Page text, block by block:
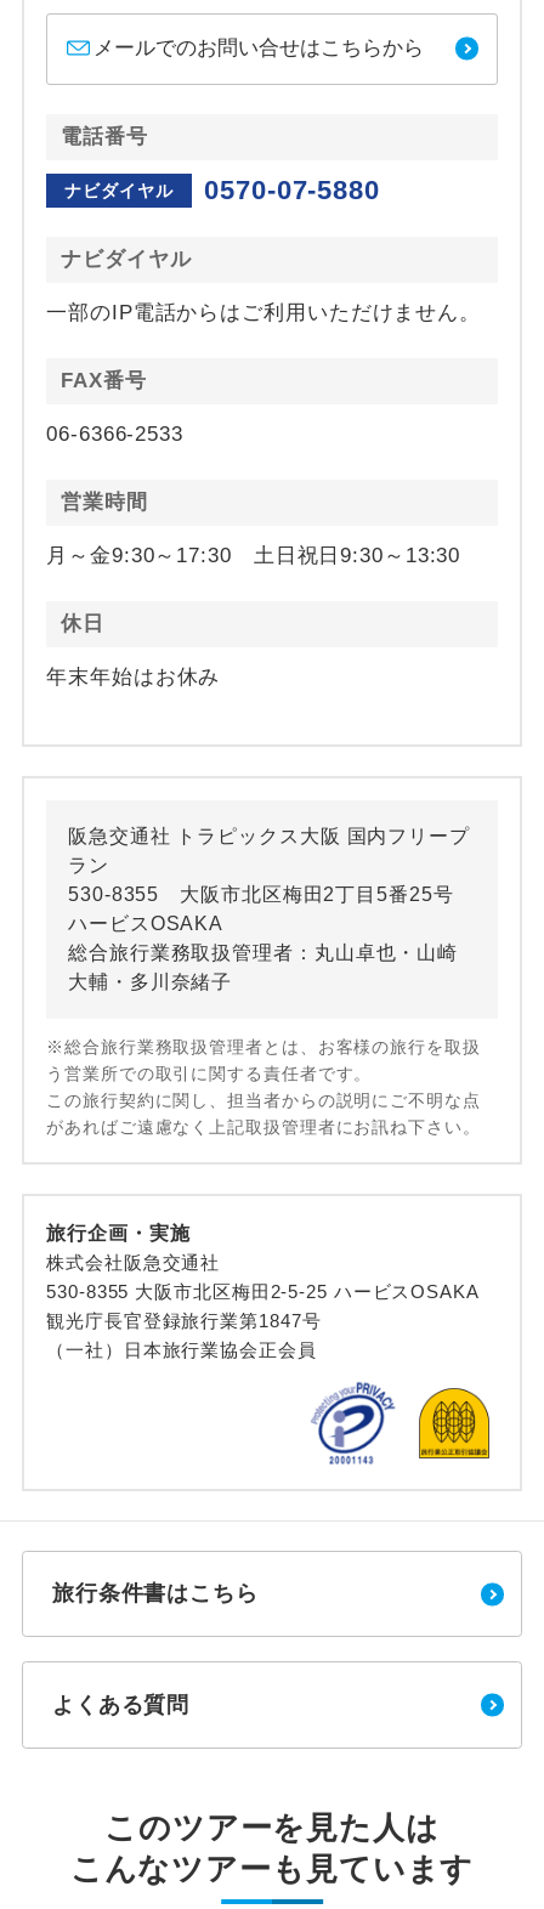
メールでのお問い合せはこちらから
電話番号
ナビダイヤル 0570-07-5880
ナビダイヤル
一部のIP電話からはご利用いただけません。
FAX番号
06-6366-2533
営業時間
月～金9:30～17:30 土日祝日9:30～13:30
休日
年末年始はお休み
阪急交通社 トラピックス大阪 国内フリープ
ラン
530-8355 大阪市北区梅田2丁目5番25号
ハービスOSAKA
総合旅行業務取扱管理者：丸山卓也・山崎
大輔・多川奈緒子
※総合旅行業務取扱管理者とは、お客様の旅行を取扱
う営業所での取引に関する責任者です。
この旅行契約に関し、担当者からの説明にご不明な点
があればご遠慮なく上記取扱管理者にお訊ね下さい。
旅行企画・実施
株式会社阪急交通社
530-8355 大阪市北区梅田2-5-25 ハービスOSAKA
観光庁長官登録旅行業第1847号
（一社）日本旅行業協会正会員
旅行条件書はこちら
よくある質問
このツアーを見た人は
こんなツアーも見ています